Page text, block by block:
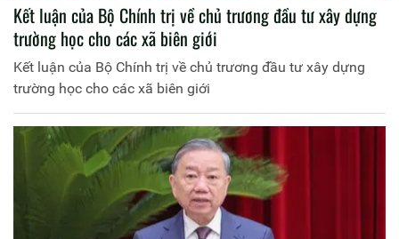
Kết luận của Bộ Chính trị về chủ trương đầu tư xây dựng
trường học cho các xã biên giới
Kết luận của Bộ Chính trị về chủ trương đầu tư xây dựng
trường học cho các xã biên giới